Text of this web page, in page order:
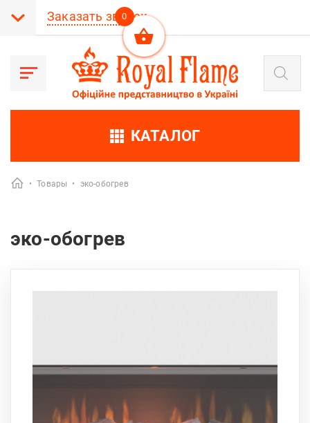
Заказать звонок
Поиск
товаров
КАТАЛОГ
• Товары • эко-обогрев
эко-обогрев
0